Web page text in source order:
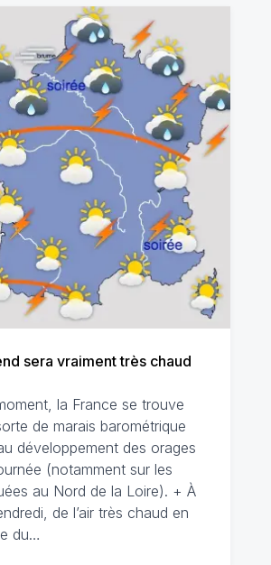
sera vraiment très chaud
la France se trouve
de marais barométrique
développement des orages
(notamment sur les
au Nord de la Loire). + À
de l’air très chaud en
du…